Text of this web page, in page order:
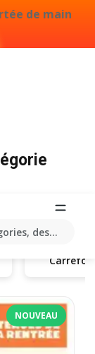
de main
des
NOUVEAU